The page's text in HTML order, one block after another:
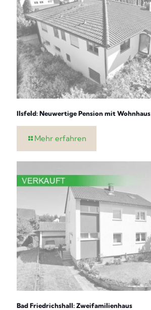
Ilsfeld: Neuwertige Pension mit Wohnhaus
Mehr erfahren
Bad Friedrichshall: Zweifamilienhaus